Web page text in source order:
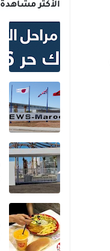
الأكثر مشاهدة